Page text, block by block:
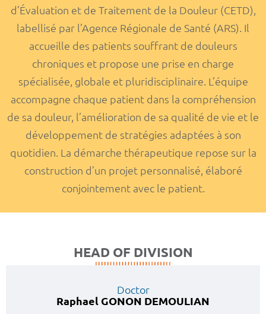
d’Évaluation et de Traitement de la Douleur (CETD),
labellisé par l’Agence Régionale de Santé (ARS). Il
accueille des patients souffrant de douleurs
chroniques et propose une prise en charge
spécialisée, globale et pluridisciplinaire. L’équipe
accompagne chaque patient dans la compréhension
de sa douleur, l’amélioration de sa qualité de vie et le
développement de stratégies adaptées à son
quotidien. La démarche thérapeutique repose sur la
construction d’un projet personnalisé, élaboré
conjointement avec le patient.
HEAD OF DIVISION
Doctor
Raphael GONON DEMOULIAN